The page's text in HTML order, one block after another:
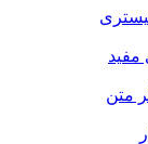
مفید
متن